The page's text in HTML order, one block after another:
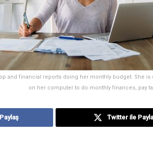
and financial reports doing her monthly budget. She
on her computer to do monthly finances, pay
Twitter ile